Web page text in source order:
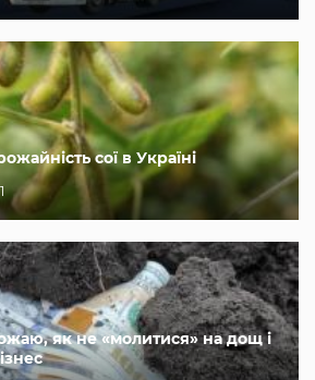
сої в Україні
як не «молитися» на дощ і